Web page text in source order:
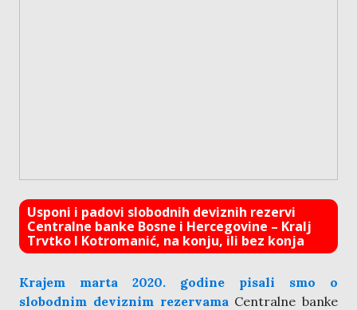
Usponi i padovi slobodnih deviznih rezervi
Centralne banke Bosne i Hercegovine – Kralj
Trvtko I Kotromanić, na konju, ili bez konja
Krajem marta 2020. godine pisali smo o
slobodnim deviznim rezervama Centralne banke